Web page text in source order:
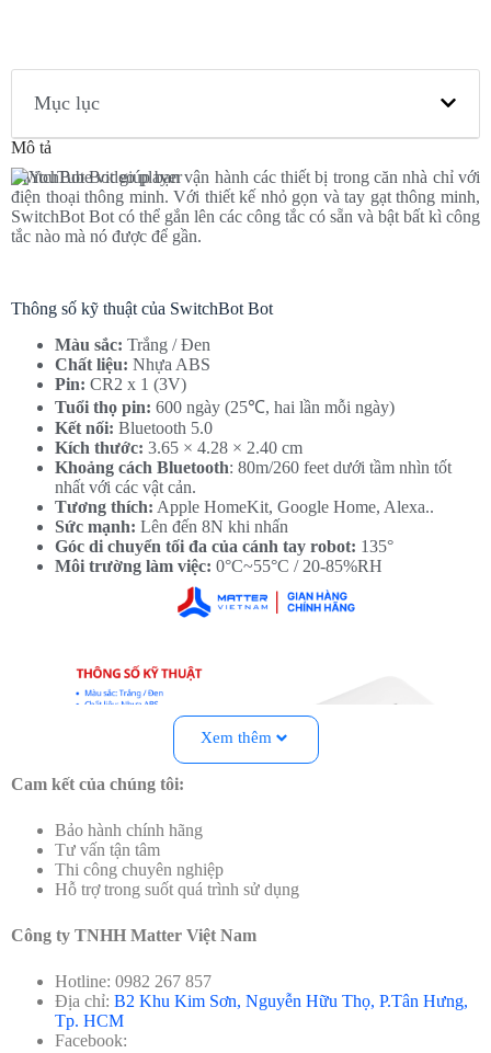
Mục lục
Mô tả
SwitchBot Bot giúp bạn vận hành các thiết bị trong căn nhà chỉ với
điện thoại thông minh. Với thiết kế nhỏ gọn và tay gạt thông minh,
SwitchBot Bot có thể gắn lên các công tắc có sẵn và bật bất kì công
tắc nào mà nó được để gần.
Thông số kỹ thuật của SwitchBot Bot
Màu sắc: Trắng / Đen
Chất liệu: Nhựa ABS
Pin: CR2 x 1 (3V)
Tuổi thọ pin: 600 ngày (25℃, hai lần mỗi ngày)
Kết nối: Bluetooth 5.0
Kích thước: 3.65 × 4.28 × 2.40 cm
Khoảng cách Bluetooth: 80m/260 feet dưới tầm nhìn tốt
nhất với các vật cản.
Tương thích: Apple HomeKit, Google Home, Alexa..
Sức mạnh: Lên đến 8N khi nhấn
Góc di chuyển tối đa của cánh tay robot: 135°
Môi trường làm việc: 0°C~55°C / 20-85%RH
Thông số kỹ thuật của SwitchBot Bot.
Xem thêm
Cam kết của chúng tôi:
Bảo hành chính hãng
Tư vấn tận tâm
Thi công chuyên nghiệp
Hỗ trợ trong suốt quá trình sử dụng
Công ty TNHH Matter Việt Nam
Hotline: 0982 267 857
Địa chỉ: B2 Khu Kim Sơn, Nguyễn Hữu Thọ, P.Tân Hưng,
Tp. HCM
Facebook: